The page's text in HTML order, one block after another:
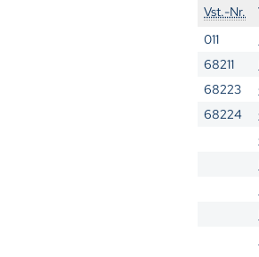
Vst.-Nr.
011
68211
68223
68224